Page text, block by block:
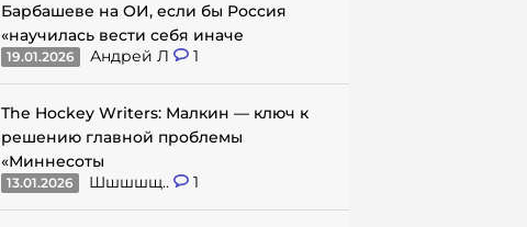
Барбашеве на ОИ, если бы Россия
«научилась вести себя иначе
19.01.2026 Андрей Л 1
The Hockey Writers: Малкин — ключ к
решению главной проблемы
«Миннесоты
13.01.2026 Шшшшщ.. 1